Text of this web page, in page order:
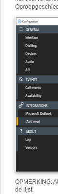
OPMERKING:
de lijst.